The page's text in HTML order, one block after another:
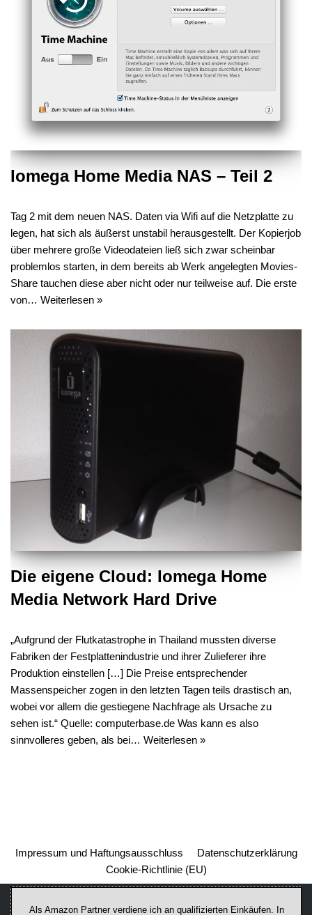
Iomega Home Media NAS – Teil 2
Tag 2 mit dem neuen NAS. Daten via Wifi auf die Netzplatte zu
legen, hat sich als äußerst unstabil herausgestellt. Der Kopierjob
über mehrere große Videodateien ließ sich zwar scheinbar
problemlos starten, in dem bereits ab Werk angelegten Movies-
Share tauchen diese aber nicht oder nur teilweise auf. Die erste
von… Weiterlesen »
Die eigene Cloud: Iomega Home
Media Network Hard Drive
„Aufgrund der Flutkatastrophe in Thailand mussten diverse
Fabriken der Festplattenindustrie und ihrer Zulieferer ihre
Produktion einstellen […] Die Preise entsprechender
Massenspeicher zogen in den letzten Tagen teils drastisch an,
wobei vor allem die gestiegene Nachfrage als Ursache zu
sehen ist.“ Quelle: computerbase.de Was kann es also
sinnvolleres geben, als bei… Weiterlesen »
Impressum und Haftungsausschluss
Datenschutzerklärung
Cookie-Richtlinie (EU)
Als Amazon Partner verdiene ich an qualifizierten Einkäufen. In